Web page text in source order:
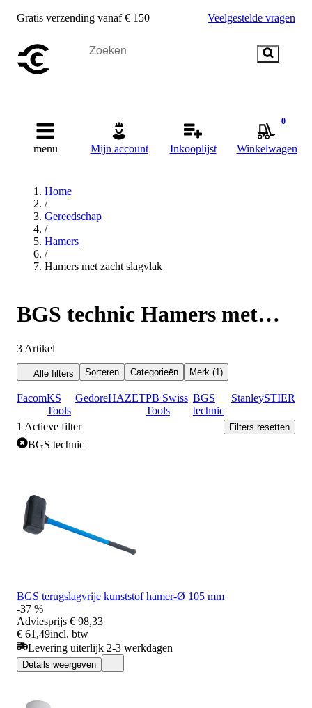
Gratis verzending vanaf € 150 Veelgestelde vragen
menu Mijn account Inkooplijst
0
Winkelwagen
Home
/
Gereedschap
/
Hamers
/
Hamers met zacht slagvlak
BGS technic Hamers met
zacht slagvlak
3 Artikel
Alle filters Sorteren Categorieën Merk (1)
FacomKS
Tools
GedoreHAZETPB Swiss
Tools
BGS
technic
StanleySTIER
1 Actieve filter Filters resetten
BGS technic
BGS terugslagvrije kunststof hamer-Ø 105 mm
-37 %
Adviesprijs € 98,33
€ 61,49incl. btw
Levering uiterlijk 2-3 werkdagen
Details weergeven